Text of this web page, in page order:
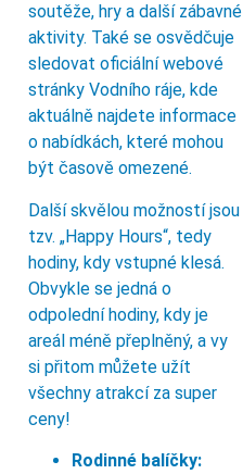
soutěže, hry a další zábavné
aktivity. Také se osvědčuje
sledovat oficiální webové
stránky Vodního ráje, kde
aktuálně najdete informace
o nabídkách, které mohou
být časově omezené.
Další skvělou možností jsou
tzv. „Happy Hours“, tedy
hodiny, kdy vstupné klesá.
Obvykle se jedná o
odpolední hodiny, kdy je
areál méně přeplněný, a vy
si přitom můžete užít
všechny atrakcí za super
ceny!
Rodinné balíčky: